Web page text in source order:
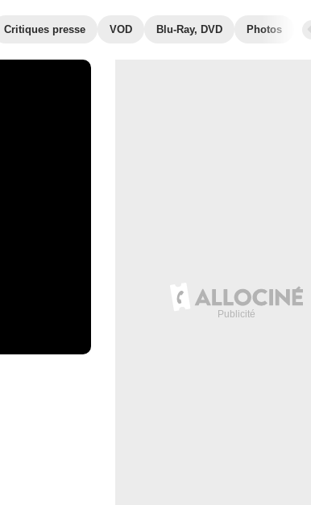
Critiques presse VOD Blu-Ray, DVD Photos